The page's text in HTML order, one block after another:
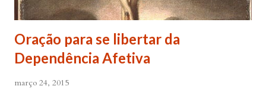
Oração para se libertar da
Dependência Afetiva
março 24, 2015